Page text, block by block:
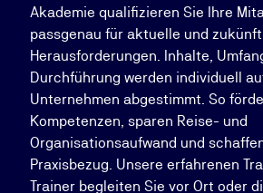
Akademie qualifizieren Sie Ihre
passgenau für aktuelle und
Herausforderungen. Inhalte,
Durchführung werden individuell
Unternehmen abgestimmt. So
Kompetenzen, sparen Reise- und
Organisationsaufwand und
Praxisbezug. Unsere erfahrenen
Trainer begleiten Sie vor Ort oder